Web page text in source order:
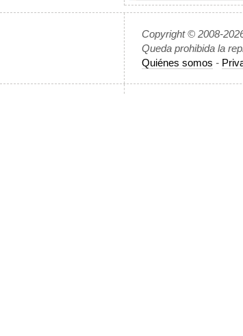
Copyright © 2008-
Queda prohibida la
Quiénes somos -